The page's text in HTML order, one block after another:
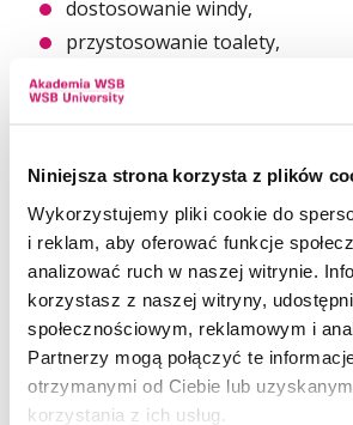
Niniejsza strona korzysta z plików
Wykorzystujemy pliki cookie do
i reklam, aby oferować funkcje
analizować ruch w naszej witrynie.
korzystasz z naszej witryny,
społecznościowym, reklamowym i
Partnerzy mogą połączyć te
otrzymanymi od Ciebie lub
korzystania z ich usług.
dostosowanie windy,
przystosowanie toalety,
przestronne wnętrza sal
i wykładowych,
komputerowe,autoamtycznie
wejściowe,
taśmy ostrzegawcze, nakąłdki
odbojniki,
elektroniczne tablice
oprogramowanie
podróż po budynku Uczelni,
z awatarami z wykorzytsaniem